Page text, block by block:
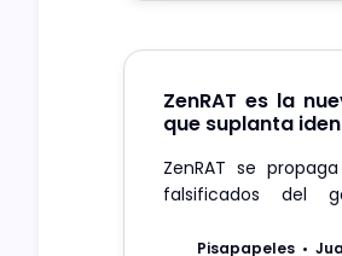
ZenRAT es la
que suplanta
ZenRAT se
falsificados del
Pisapapeles